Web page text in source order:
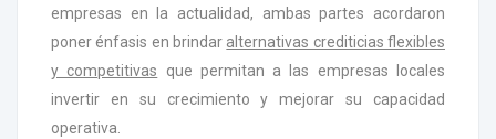
empresas en la actualidad, ambas partes acordaron
poner énfasis en brindar alternativas crediticias flexibles
y competitivas que permitan a las empresas locales
invertir en su crecimiento y mejorar su capacidad
operativa.